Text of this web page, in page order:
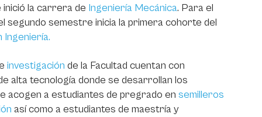
inició la carrera de Ingeniería Mecánica. Para el
segundo semestre inicia la primera cohorte del
Ingeniería.
investigación de la Facultad cuentan con
alta tecnología donde se desarrollan los
acogen a estudiantes de pregrado en semilleros
así como a estudiantes de maestría y